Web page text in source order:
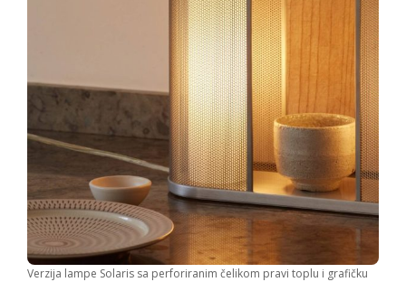
Verzija lampe Solaris sa perforiranim čelikom pravi toplu i grafičku